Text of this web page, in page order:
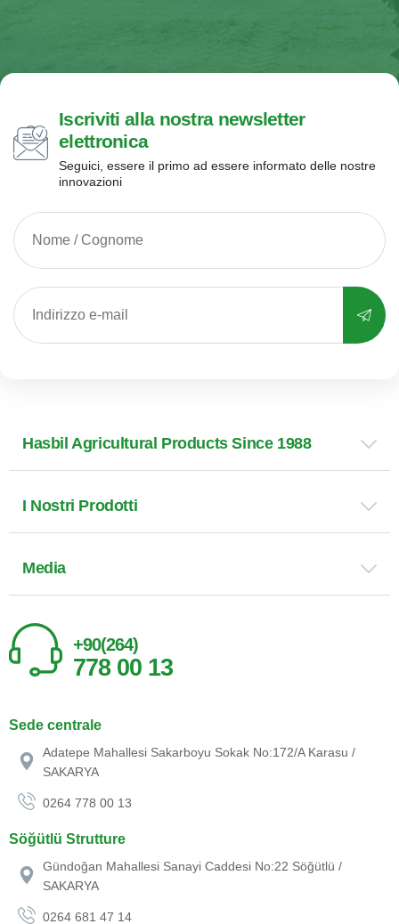
Iscriviti alla nostra newsletter
elettronica
Seguici, essere il primo ad essere informato delle nostre
innovazioni
Hasbil Agricultural Products Since 1988
I Nostri Prodotti
Media
+90(264)
778 00 13
Sede centrale
Adatepe Mahallesi Sakarboyu Sokak No:172/A Karasu /
SAKARYA
0264 778 00 13
Söğütlü Strutture
Gündoğan Mahallesi Sanayi Caddesi No:22 Söğütlü /
SAKARYA
0264 681 47 14